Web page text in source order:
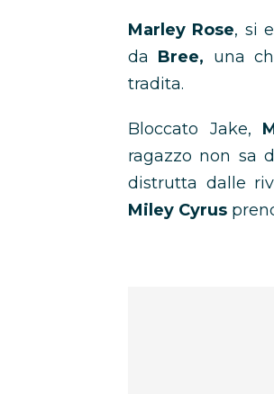
Marley Rose, si
da Bree, una
tradita.
Bloccato Jake,
ragazzo non sa
distrutta dalle
Miley Cyrus